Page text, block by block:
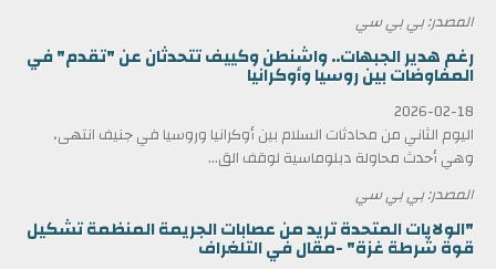
المصدر: بي بي سي
رغم هدير الجبهات.. واشنطن وكييف تتحدثان عن "تقدم" في
المفاوضات بين روسيا وأوكرانيا
2026-02-18
اليوم الثاني من محادثات السلام بين أوكرانيا وروسيا في جنيف انتهى،
وهي أحدث محاولة دبلوماسية لوقف الق...
المصدر: بي بي سي
"الولايات المتحدة تريد من عصابات الجريمة المنظمة تشكيل
قوة شرطة غزة" -مقال في التلغراف